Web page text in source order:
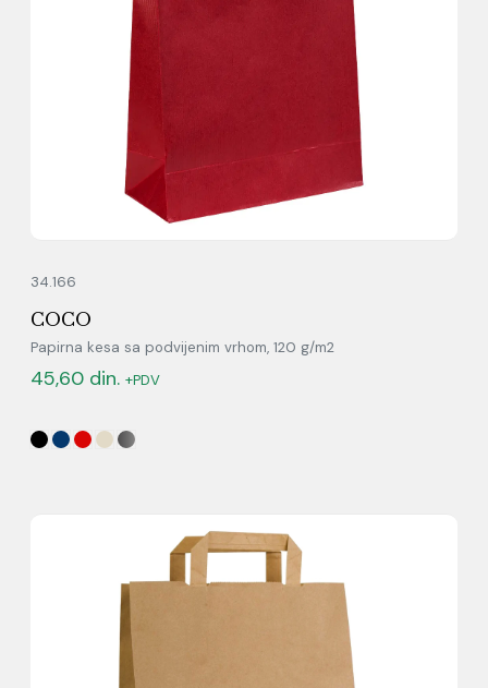
34.166
COCO
Papirna kesa sa podvijenim vrhom, 120 g/m2
45,60 din. +PDV